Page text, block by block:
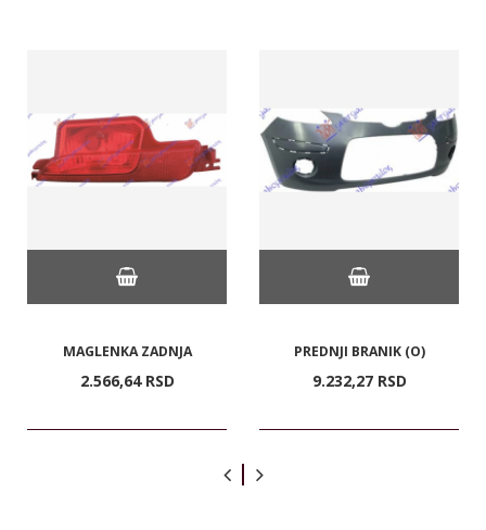
MAGLENKA ZADNJA
2.566,64 RSD
PREDNJI BRANIK (O)
9.232,27 RSD